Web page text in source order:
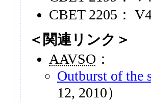
CBET 2205：
＜関連リンク＞
AAVSO ：
Outburst of the
12, 2010）